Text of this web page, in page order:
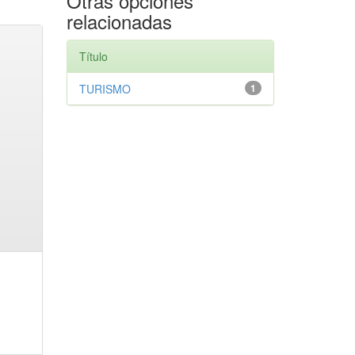
relacionadas
Título
1
TURISMO